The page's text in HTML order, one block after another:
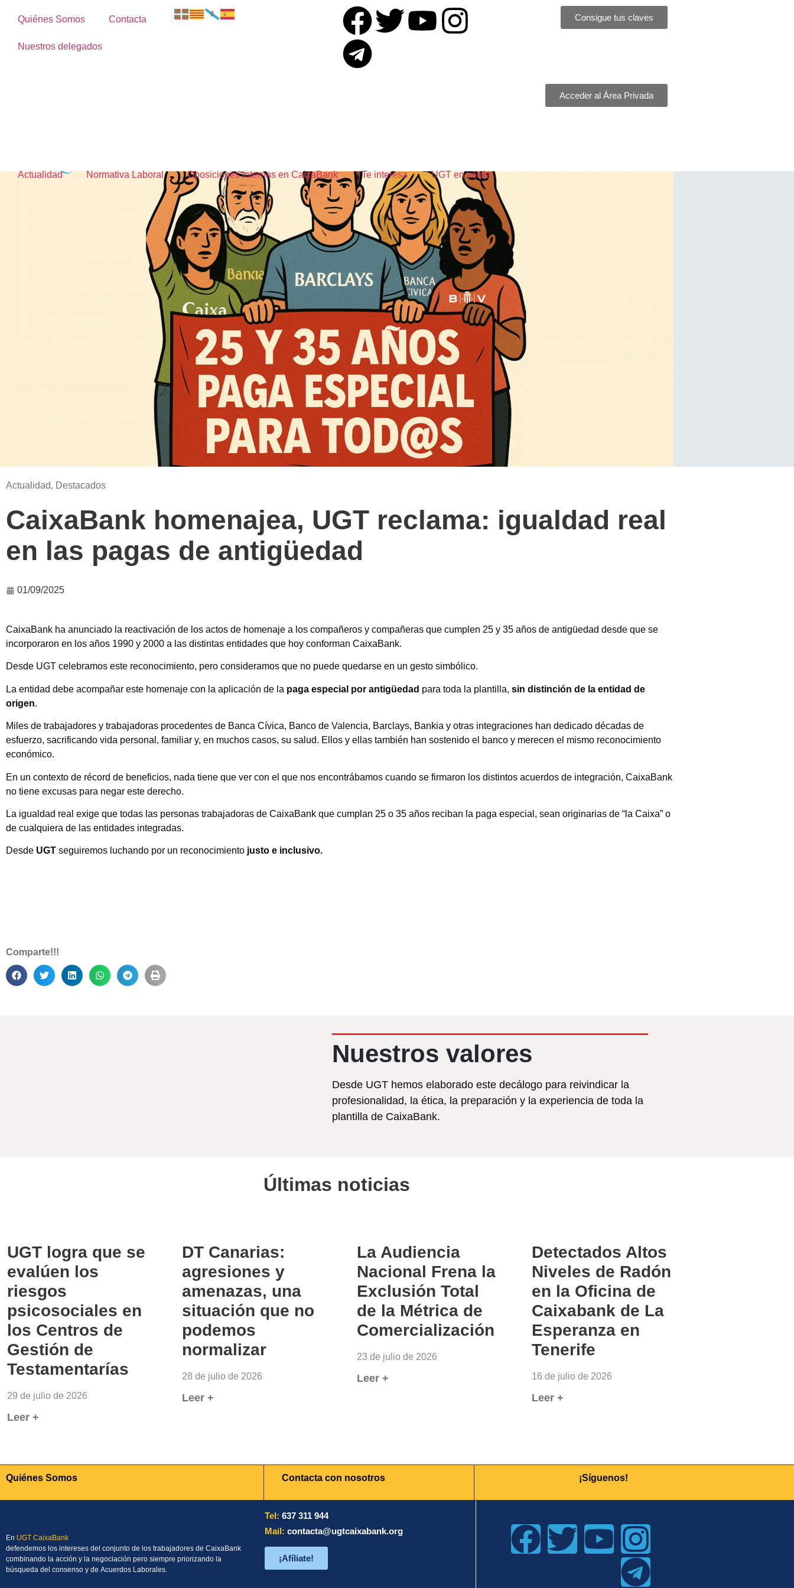
Quiénes Somos Contacta
Nuestros delegados
Consigue tus claves
Acceder al Área Privada
Actualidad Normativa Laboral Oposiciones internas en CaixaBank Te interesa UGT en verde
Actualidad, Destacados
CaixaBank homenajea, UGT reclama: igualdad real
en las pagas de antigüedad
01/09/2025
CaixaBank ha anunciado la reactivación de los actos de homenaje a los compañeros y compañeras que cumplen 25 y 35 años de antigüedad desde que se
incorporaron en los años 1990 y 2000 a las distintas entidades que hoy conforman CaixaBank.
Desde UGT celebramos este reconocimiento, pero consideramos que no puede quedarse en un gesto simbólico.
La entidad debe acompañar este homenaje con la aplicación de la paga especial por antigüedad para toda la plantilla, sin distinción de la entidad de
origen.
Miles de trabajadores y trabajadoras procedentes de Banca Cívica, Banco de Valencia, Barclays, Bankia y otras integraciones han dedicado décadas de
esfuerzo, sacrificando vida personal, familiar y, en muchos casos, su salud. Ellos y ellas también han sostenido el banco y merecen el mismo reconocimiento
económico.
En un contexto de récord de beneficios, nada tiene que ver con el que nos encontrábamos cuando se firmaron los distintos acuerdos de integración, CaixaBank
no tiene excusas para negar este derecho.
La igualdad real exige que todas las personas trabajadoras de CaixaBank que cumplan 25 o 35 años reciban la paga especial, sean originarias de “la Caixa” o
de cualquiera de las entidades integradas.
Desde UGT seguiremos luchando por un reconocimiento justo e inclusivo.
Comparte!!!
Nuestros valores
Desde UGT hemos elaborado este decálogo para reivindicar la
profesionalidad, la ética, la preparación y la experiencia de toda la
plantilla de CaixaBank.
Últimas noticias
UGT logra que se
evalúen los
riesgos
psicosociales en
los Centros de
Gestión de
Testamentarías
29 de julio de 2026
Leer +
DT Canarias:
agresiones y
amenazas, una
situación que no
podemos
normalizar
28 de julio de 2026
Leer +
La Audiencia
Nacional Frena la
Exclusión Total
de la Métrica de
Comercialización
23 de julio de 2026
Leer +
Detectados Altos
Niveles de Radón
en la Oficina de
Caixabank de La
Esperanza en
Tenerife
16 de julio de 2026
Leer +
Quiénes Somos Contacta con nosotros ¡Síguenos!
En UGT CaixaBank
defendemos los intereses del conjunto de los trabajadores de CaixaBank
combinando la acción y la negociación pero siempre priorizando la
búsqueda del consenso y de Acuerdos Laborales.
Tel: 637 311 944
Mail: contacta@ugtcaixabank.org
¡Afíliate!